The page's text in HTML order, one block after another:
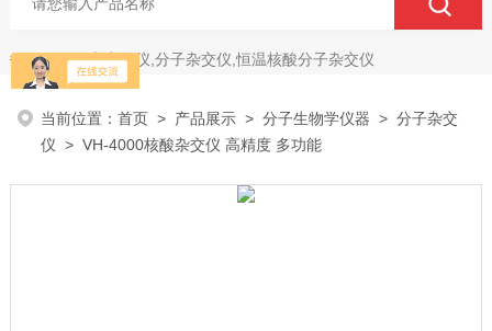
热门关键词：电穿孔仪,分子杂交仪,恒温核酸分子杂交仪
当前位置：首页 > 产品展示 >分子生物学仪器 >分子杂交
仪 > VH-4000核酸杂交仪 高精度 多功能